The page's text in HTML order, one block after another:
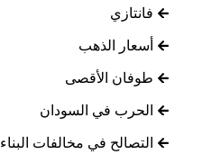
فانتازي
أسعار الذهب
طوفان الأقصى
الحرب في السودان
التصالح في مخالفات البناء